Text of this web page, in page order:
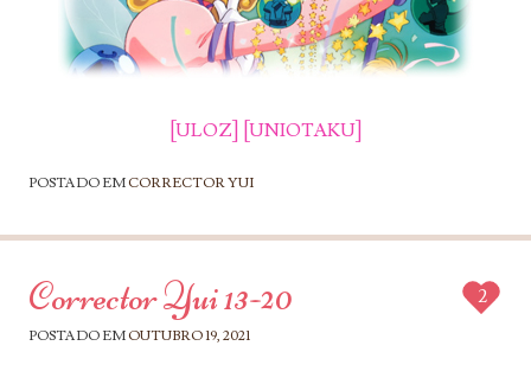
[ULOZ] [UNIOTAKU]
POSTADO EMCORRECTOR YUI
Corrector Yui 13-20
POSTADO EMOUTUBRO 19, 2021
2